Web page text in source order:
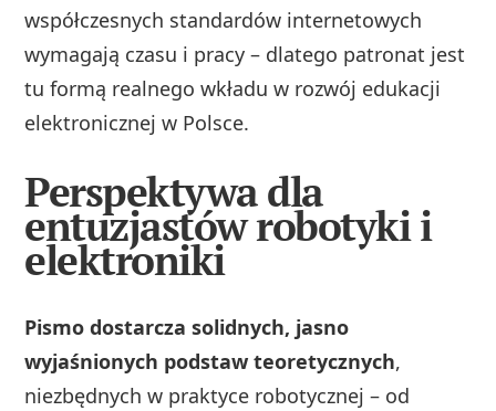
współczesnych standardów internetowych
wymagają czasu i pracy – dlatego patronat jest
tu formą realnego wkładu w rozwój edukacji
elektronicznej w Polsce.
Perspektywa dla
entuzjastów robotyki i
elektroniki
Pismo dostarcza solidnych, jasno
wyjaśnionych podstaw teoretycznych,
niezbędnych w praktyce robotycznej – od